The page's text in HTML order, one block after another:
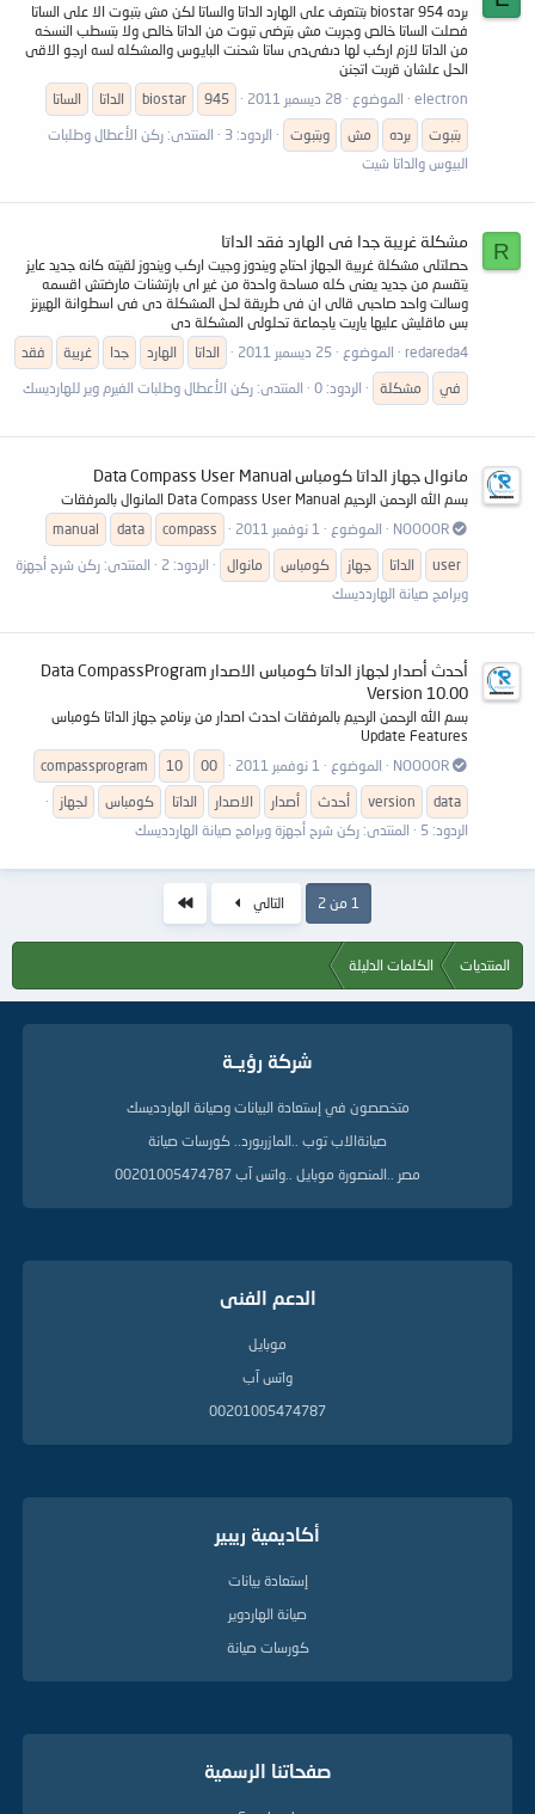
برده 954 biostar بتتعرف على الهارد الداتا والساتا لكن مش بتبوت الا على الساتا
فصلت الساتا خالص وجربت مش بترضى تبوت من الداتا خالص ولا بتسطب النسخه
من الداتا لازم اركب لها دىفىدى ساتا شحنت البايوس والمشكله لسه ارجو الاقى
الحل علشان قربت اتجنن
electron
الموضوع 28 ديسمبر 2011 945
biostar الداتا
الساتا
بتبوت
برده مش وبتبوت الردود: 3 المنتدى: ركن الأعطال وطلبات
البيوس والداتا شيت
R مشكلة غريبة جدا فى الهارد فقد الداتا
حصلتلى مشكلة غريبة الجهاز احتاج ويندوز وجيت اركب ويندوز لقيته كانه جديد عايز
يتقسم من جديد يعنى كله مساحة واحدة من غير اى بارتشنات مارضتش اقسمه
وسالت واحد صاحبى قالى ان فى طريقة لحل المشكلة دى فى اسطوانة الهيرنز
بس ماقليش عليها ياريت ياجماعة تحلولى المشكلة دى
redareda4
الموضوع 25 ديسمبر 2011 الداتا الهارد جدا غريبة
فقد
في
مشكلة الردود: 0 المنتدى: ركن الأعطال وطلبات الفيرم وير للهارديسك
مانوال جهاز الداتا كومباس Data Compass User Manual
بسم الله الرحمن الرحيم Data Compass User Manual المانوال بالمرفقات
NOOOOR
الموضوع 1 نوفمبر 2011 compass
data
manual
user
الداتا جهاز كومباس مانوال الردود: 2 المنتدى: ركن شرح أجهزة
وبرامج صيانة الهاردديسك
أحدث أصدار لجهاز الداتا كومباس الاصدار Data CompassProgram
Version 10.00
بسم الله الرحمن الرحيم بالمرفقات احدث اصدار من برنامج جهاز الداتا كومباس
Update Features
NOOOOR
الموضوع 1 نوفمبر 2011 00
10
compassprogram
data
version أحدث أصدار الاصدار الداتا كومباس
لجهاز
الردود: 5
المنتدى: ركن شرح أجهزة وبرامج صيانة الهاردديسك
1 من 2 التالي
المنتديات الكلمات الدليلة
شركة رؤيــة
متخصصون في إستعادة البيانات وصيانة الهاردديسك
صيانةالاب توب ..المازربورد.. كورسات صيانة
مصر ..المنصورة موبايل ..واتس آب 00201005474787
الدعم الفنى
موبايل
واتس آب
00201005474787
أكاديمية ريبير
إستعادة بيانات
صيانة الهاردوير
كورسات صيانة
صفحاتنا الرسمية